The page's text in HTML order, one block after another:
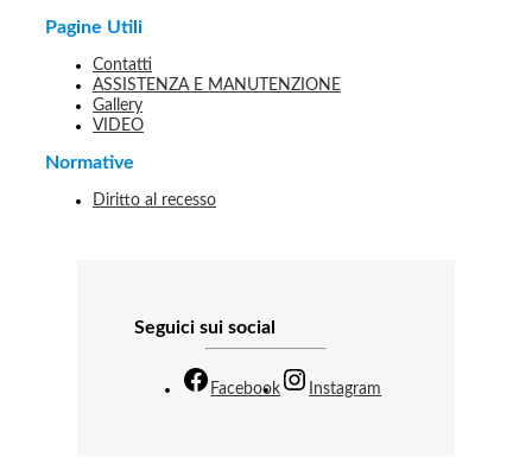
Pagine Utili
Contatti
ASSISTENZA E MANUTENZIONE
Gallery
VIDEO
Normative
Diritto al recesso
Seguici sui social
Facebook Instagram